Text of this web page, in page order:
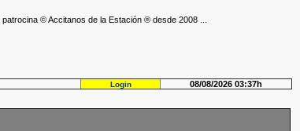
© Accitanos de la Estación ® desde 2008 ...
Login 08/08/2026 03:37h